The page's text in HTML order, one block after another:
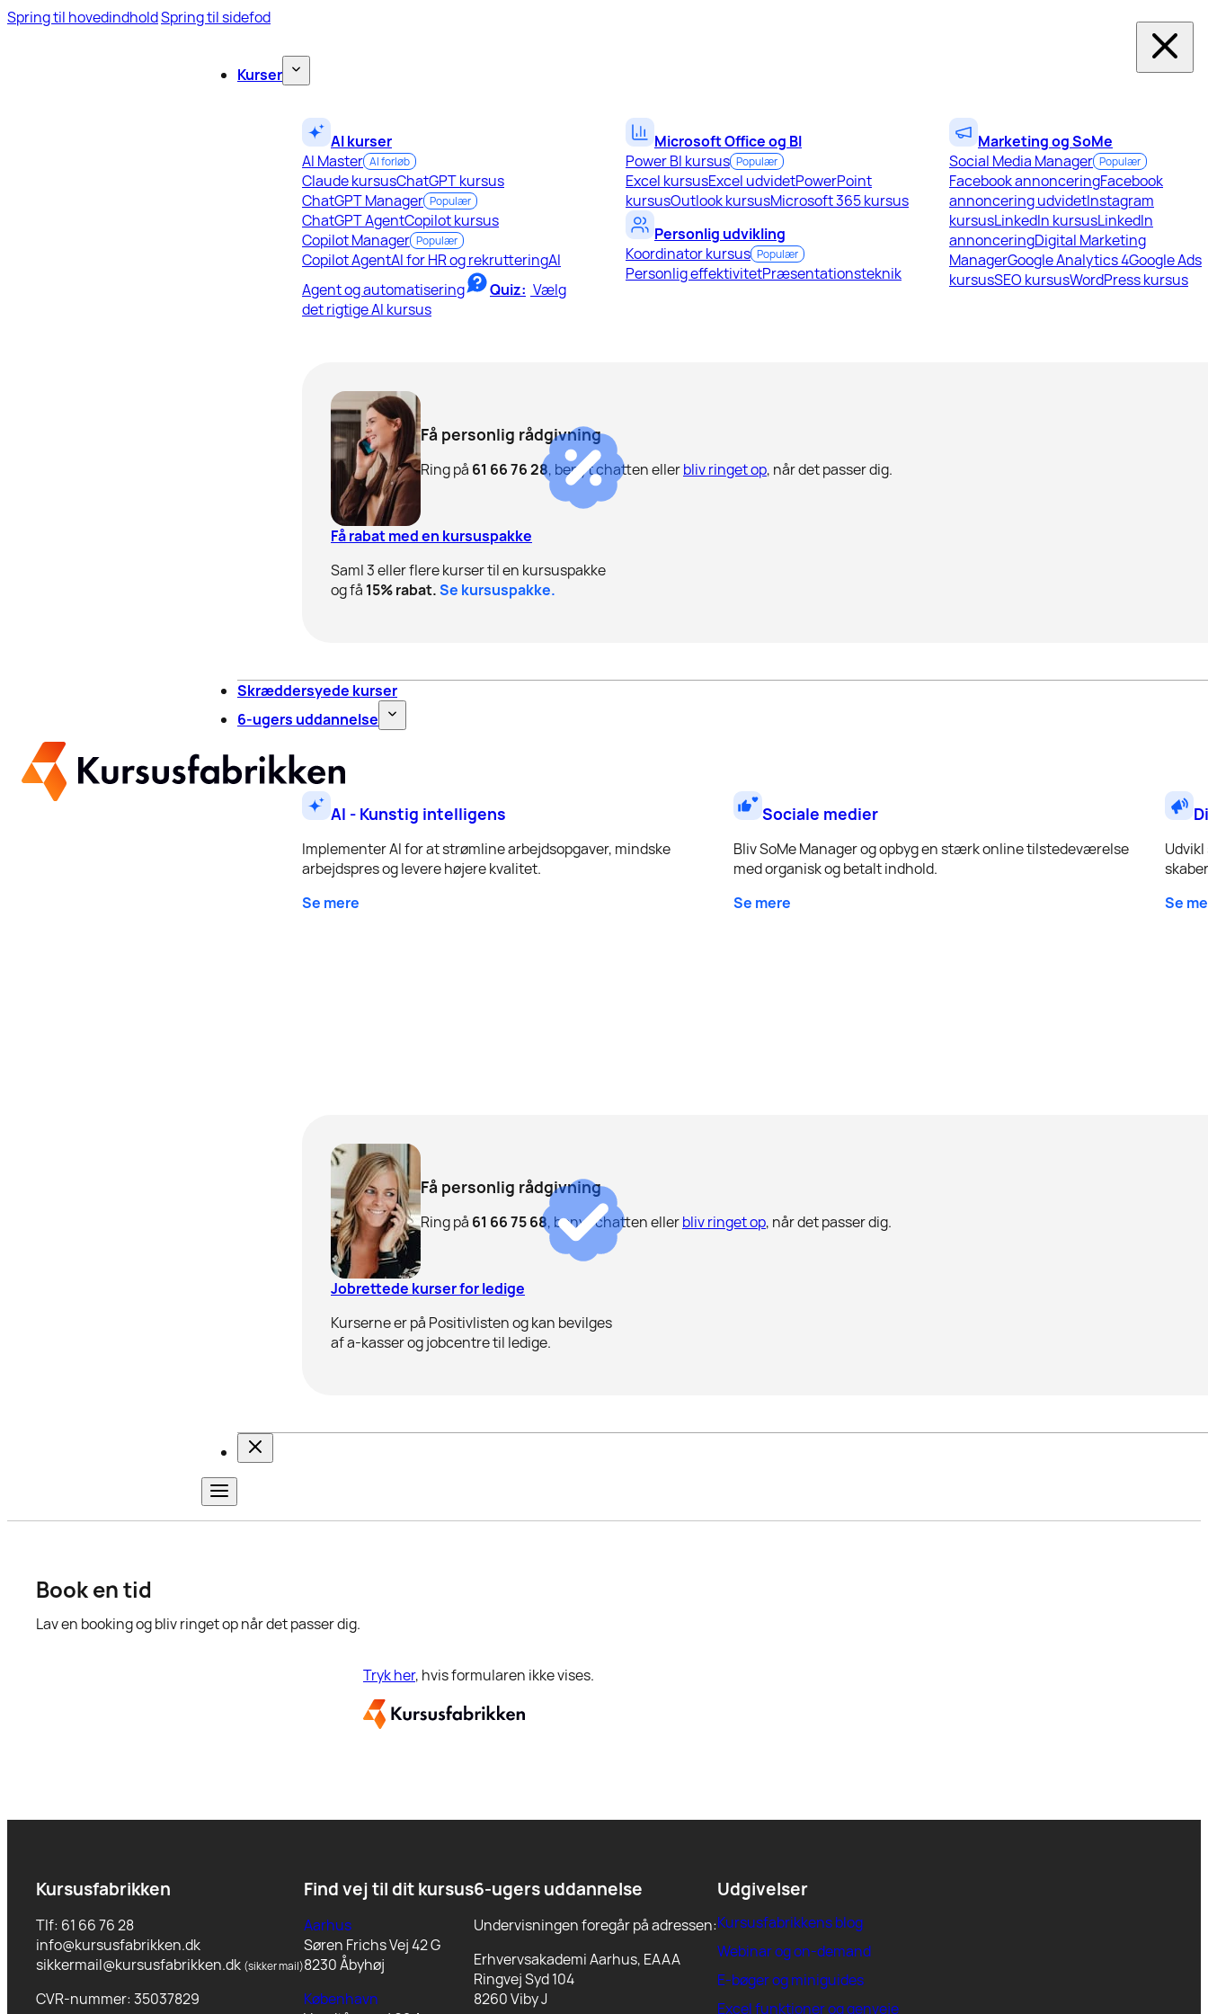
Spring til hovedindholdSpring til sidefod
Kurser
AI kurser
AI Master AI forløb
Claude kursusChatGPT kursus
ChatGPT Manager Populær
ChatGPT AgentCopilot kursus
Copilot Manager Populær
Copilot AgentAI for HR og rekrutteringAI
Agent og automatisering
Quiz: Vælg
det rigtige AI kursus
Microsoft Office og BI
Power BI kursus Populær
Excel kursusExcel udvidetPowerPoint
kursusOutlook kursusMicrosoft 365 kursus
Personlig udvikling
Koordinator kursus Populær
Personlig effektivitetPræsentationsteknik
Marketing og SoMe
Social Media Manager Populær
Facebook annonceringFacebook
annoncering udvidetInstagram
kursusLinkedIn kursusLinkedIn
annonceringDigital Marketing
ManagerGoogle Analytics 4Google Ads
kursusSEO kursusWordPress kursus
Få personlig rådgivning
Ring på 61 66 76 28, benyt chatten ellerbliv ringet op, når det passer dig.
Få rabat med en kursuspakke
Saml 3 eller flere kurser til en kursuspakke
og få 15% rabat.Se kursuspakke.
Skræddersyede kurser
6-ugers uddannelse
AI - Kunstig intelligens
Implementer AI for at strømline arbejdsopgaver, mindske
arbejdspres og levere højere kvalitet.
Se mere
Sociale medier
Bliv SoMe Manager og opbyg en stærk online tilstedeværelse
med organisk og betalt indhold.
Se mere
Se
Få personlig rådgivning
Ring på 61 66 75 68, benyt chatten ellerbliv ringet op, når det passer dig.
Jobrettede kurser for ledige
Kurserne er på Positivlisten og kan bevilges
af a-kasser og jobcentre til ledige.
Book en tid
Lav en booking og bliv ringet op når det passer dig.
Tryk her, hvis formularen ikke vises.
Kursusfabrikken
Tlf: 61 66 76 28
info@kursusfabrikken.dk
sikkermail@kursusfabrikken.dk (sikker mail)
CVR-nummer: 35037829
Find vej til dit kursus
Aarhus
Søren Frichs Vej 42 G
8230 Åbyhøj
København
6-ugers uddannelse
Undervisningen foregår på adressen:
Erhvervsakademi Aarhus, EAAA
Ringvej Syd 104
8260 Viby J
Udgivelser
Kursusfabrikkens blog
Webinar og on-demand
E-bøger og miniguides
Excel funktioner og genveje